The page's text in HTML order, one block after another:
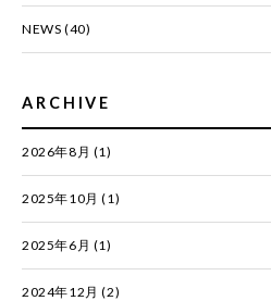
NEWS (40)
ARCHIVE
2026年8月 (1)
2025年10月 (1)
2025年6月 (1)
2024年12月 (2)